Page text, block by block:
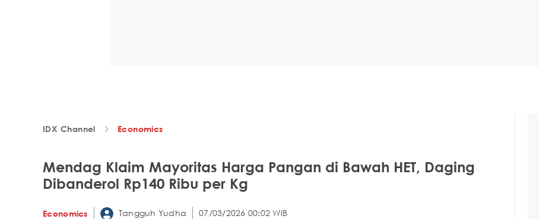
IDX Channel Economics
Mendag Klaim Mayoritas Harga Pangan di Bawah HET, Daging
Dibanderol Rp140 Ribu per Kg
Economics Tangguh Yudha 07/03/2026 00:02 WIB